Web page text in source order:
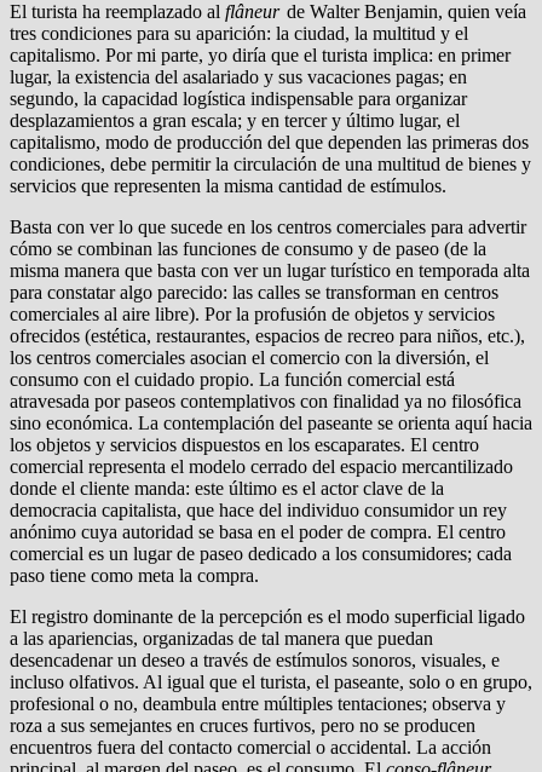
El turista ha reemplazado al flâneur de Walter Benjamin, quien veía
tres condiciones para su aparición: la ciudad, la mul­titud y el
capitalismo. Por mi parte, yo diría que el turista impli­ca: en primer
lugar, la existencia del asalariado y sus vacaciones pagas; en
segundo, la capacidad logística indispensable para organizar
desplazamientos a gran escala; y en tercer y último lugar, el
capitalismo, modo de producción del que dependen las prime­ras dos
condiciones, debe permitir la circulación de una multi­tud de bienes y
servicios que representen la misma cantidad de estímulos.
Basta con ver lo que sucede en los centros comerciales para advertir
cómo se combinan las funciones de consumo y de pa­seo (de la
misma manera que basta con ver un lugar turístico en temporada alta
para constatar algo parecido: las calles se trans­forman en centros
comerciales al aire libre). Por la profusión de objetos y servicios
ofrecidos (estética, restaurantes, espa­cios de recreo para niños, etc.),
los centros comerciales asocian el comercio con la diversión, el
consumo con el cuidado propio. La función comercial está
atravesada por paseos contemplati­vos con finalidad ya no filosófica
sino económica. La contem­plación del paseante se orienta aquí hacia
los objetos y servicios dispuestos en los escaparates. El centro
comercial representa el modelo cerrado del espacio mercantilizado
donde el cliente manda: este último es el actor clave de la
democracia capitalis­ta, que hace del individuo consumidor un rey
anónimo cuya au­toridad se basa en el poder de compra. El centro
comercial es un lugar de paseo dedicado a los consumidores; cada
paso tiene como meta la compra.
El registro dominante de la percepción es el modo superfi­cial ligado
a las apariencias, organizadas de tal manera que pue­dan
desencadenar un deseo a través de estímulos sonoros, vi­suales, e
incluso olfativos. Al igual que el turista, el paseante, solo o en grupo,
profesional o no, deambula entre múltiples tentaciones; observa y
roza a sus semejantes en cruces furtivos, pero no se producen
encuentros fuera del contacto comercial o accidental. La acción